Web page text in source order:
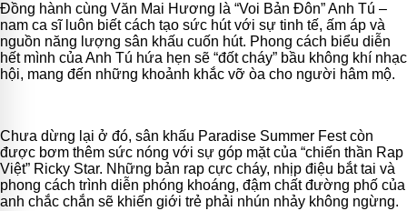
Đồng hành cùng Văn Mai Hương là “Voi Bản Đôn” Anh Tú –
nam ca sĩ luôn biết cách tạo sức hút với sự tinh tế, ấm áp và
nguồn năng lượng sân khấu cuốn hút. Phong cách biểu diễn
hết mình của Anh Tú hứa hẹn sẽ “đốt cháy” bầu không khí nhạc
hội, mang đến những khoảnh khắc vỡ òa cho người hâm mộ.
Chưa dừng lại ở đó, sân khấu Paradise Summer Fest còn
được bơm thêm sức nóng với sự góp mặt của “chiến thần Rap
Việt” Ricky Star. Những bản rap cực cháy, nhịp điệu bắt tai và
phong cách trình diễn phóng khoáng, đậm chất đường phố của
anh chắc chắn sẽ khiến giới trẻ phải nhún nhảy không ngừng.